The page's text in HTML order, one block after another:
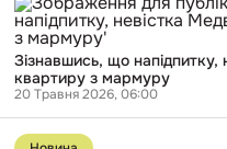
Зізнавшись,
що
напідпитку,
невістка
Медведчука
«засвітила»
квартиру
Зізнавшись, що напідпитку,
квартиру з мармуру
20 Травня 2026, 06:00
Перейти
до